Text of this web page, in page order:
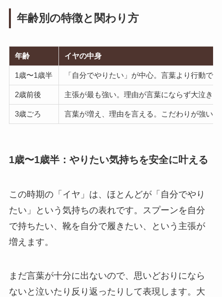
年齢別の特徴と関わり方
年齢 イヤの中身
1歳〜1歳半 「自分でやりたい」が中心。言葉より行動で
2歳前後 主張が最も強い。理由が言葉にならず大泣き
3歳ごろ 言葉が増え、理由を言える。こだわりが強い
1歳〜1歳半：やりたい気持ちを安全に叶える
この時期の「イヤ」は、ほとんどが「自分でやり
たい」という気持ちの表れです。スプーンを自分
で持ちたい、靴を自分で履きたい、という主張が
増えます。
まだ言葉が十分に出ないので、思いどおりになら
ないと泣いたり反り返ったりして表現します。大